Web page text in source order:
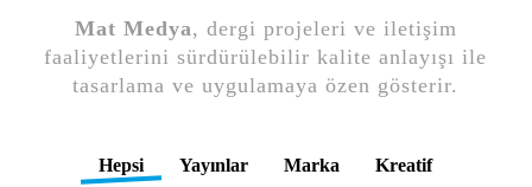
Mat Medya, dergi projeleri ve iletişim
faaliyetlerini sürdürülebilir kalite anlayışı ile
tasarlama ve uygulamaya özen gösterir.
Hepsi Yayınlar Marka Kreatif